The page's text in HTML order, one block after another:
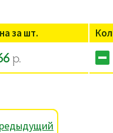
за шт.
р.